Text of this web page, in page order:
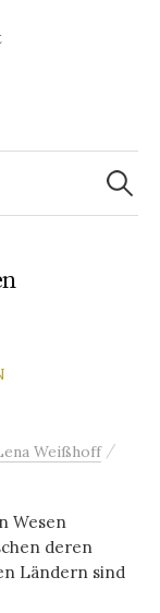
Suchen
nach:
Weißhoff /
Wesen
deren
Ländern sind